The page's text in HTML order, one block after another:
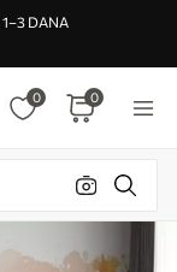
DANA
0 0